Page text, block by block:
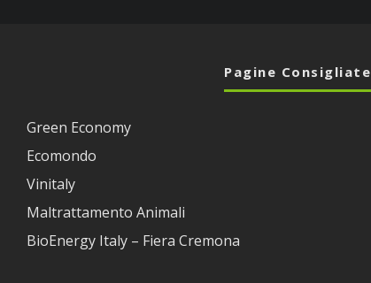
Pagine Consigliate
Green Economy
Ecomondo
Vinitaly
Maltrattamento Animali
BioEnergy Italy – Fiera Cremona